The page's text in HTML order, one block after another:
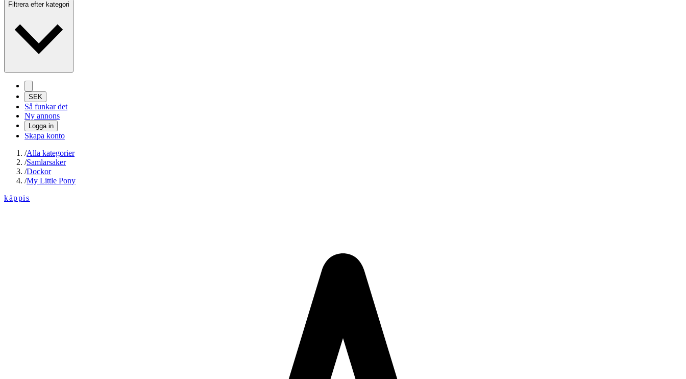
Filtrera efter kategori
SEK
Så funkar det
Ny annons
Logga in
Skapa konto
/Alla kategorier
/Samlarsaker
/Dockor
/My Little Pony
käppis